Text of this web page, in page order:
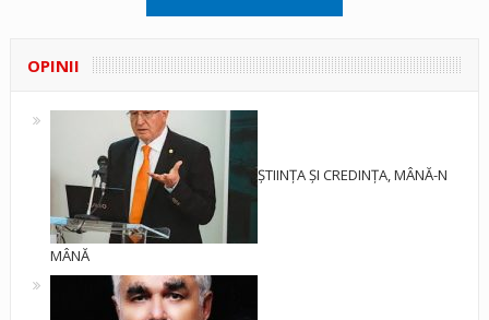
OPINII
ȘTIINȚA ȘI CREDINȚA, MÂNĂ-N
MÂNĂ